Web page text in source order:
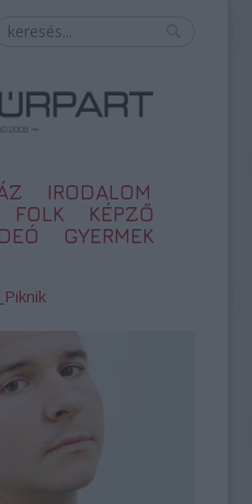
IRODALOM
FOLK
KÉPZŐ
GYERMEK